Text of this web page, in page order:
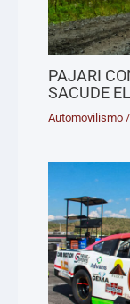
PAJARI
SACUDE
Automovilismo